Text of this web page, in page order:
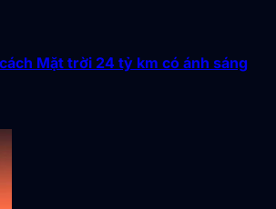
Mặt trời 24 tỷ km có ánh sáng